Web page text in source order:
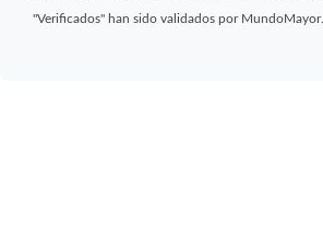
"Verificados" han sido validados por MundoMayor.